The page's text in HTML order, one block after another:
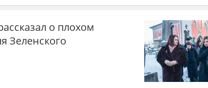
о плохом
Зеленского